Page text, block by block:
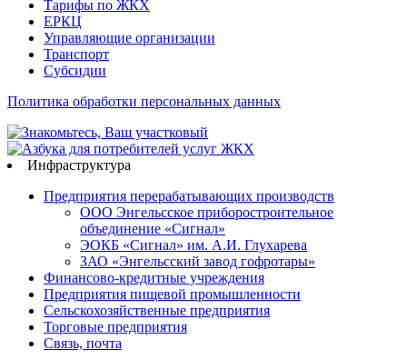
Тарифы по ЖКХ
ЕРКЦ
Управляющие организации
Транспорт
Субсидии
Политика обработки персональных данных
Инфраструктура
Предприятия перерабатывающих производств
ООО Энгельсское приборостроительное
объединение «Сигнал»
ЭОКБ «Сигнал» им. А.И. Глухарева
ЗАО «Энгельсский завод гофротары»
Финансово-кредитные учреждения
Предприятия пищевой промышленности
Сельскохозяйственные предприятия
Торговые предприятия
Связь, почта